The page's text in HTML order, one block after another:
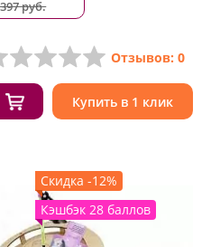
руб.
Отзывов: 0
Купить в 1 клик
Скидка -12%
Кэшбэк 28 баллов